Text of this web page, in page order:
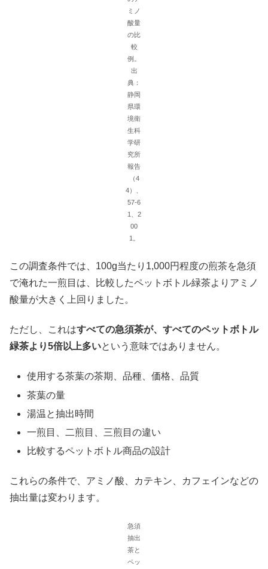
ミノ
酸量
の比
較
例。
出
典：
静岡
県環
境衛
生科
学研
究所
報告
（4
4）、
57-6
1、2
00
1。
この調査条件では、100g当たり1,000円程度の煎茶を急須
で淹れた一煎目は、比較したペットボトル緑茶よりアミノ
酸量が大きく上回りました。
ただし、これはすべての急須茶が、すべてのペットボトル
緑茶より5倍以上多いという意味ではありません。
使用する茶葉の茶期、品種、価格、品質
茶葉の量
湯温と抽出時間
一煎目、二煎目、三煎目の違い
比較するペットボトル商品の設計
これらの条件で、アミノ酸、カテキン、カフェインなどの
抽出量は変わります。
急須
抽出
茶と
ペッ